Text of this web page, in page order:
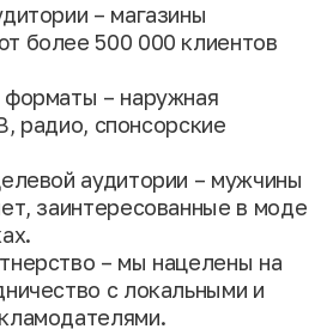
– магазины
более 500 000 клиентов
– наружная
радио, спонсорские
аудитории – мужчины
заинтересованные в моде
– мы нацелены на
с локальными и